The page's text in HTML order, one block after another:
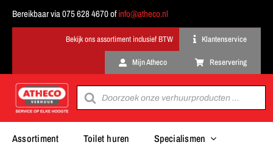
Bereikbaar via 075 628 4670 ofinfo@atheco.nl
Klantenservice
Mijn Atheco Reservering
Producten
zoeken
Assortiment Toilet huren
Specialismen